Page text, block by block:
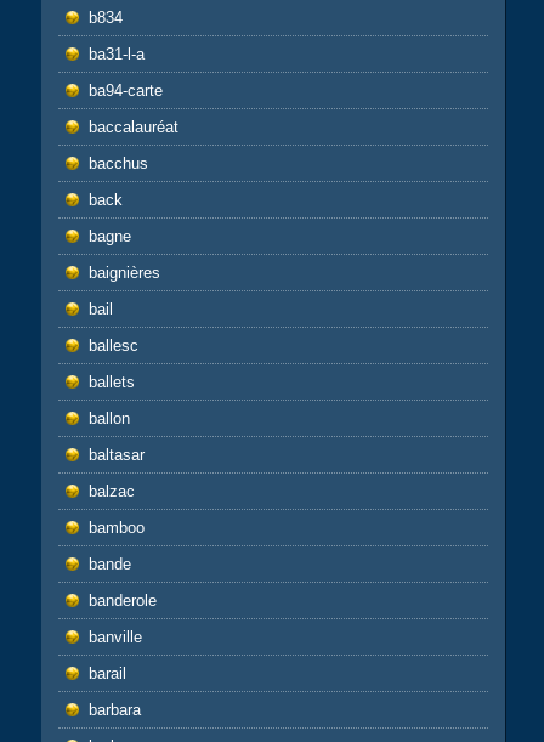
b834
ba31-l-a
ba94-carte
baccalauréat
bacchus
back
bagne
baignières
bail
ballesc
ballets
ballon
baltasar
balzac
bamboo
bande
banderole
banville
barail
barbara